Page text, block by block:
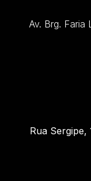
Av. Brg. Faria
Rua Sergipe,